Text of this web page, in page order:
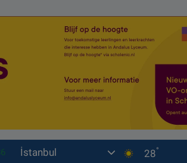
İstanbul 28°